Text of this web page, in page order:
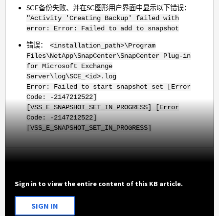
SCE备份失败、并在SC图形用户界面中显示以下错误：
"Activity 'Creating Backup' failed with
error: Error: Failed to add to snapshot
错误：<installation_path>\Program
Files\NetApp\SnapCenter\SnapCenter Plug-in
for Microsoft Exchange
Server\log\SCE_<id>.log
Error: Failed to start snapshot set [Error
Code: -2147212522]
[VSS_E_SNAPSHOT_SET_IN_PROGRESS] [Error
Code: -2147212522]
[VSS_E_SNAPSHOT_SET_IN_PROGRESS]
Sign in to view the entire content of this KB article.
SIGN IN